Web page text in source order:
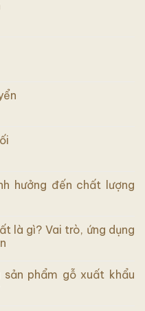
hưởng đến chất lượng
là gì? Vai trò, ứng dụng
sản phẩm gỗ xuất khẩu